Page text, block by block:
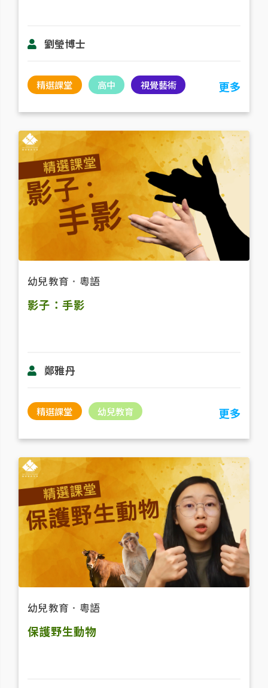
劉瑩博士
精選課堂 高中 視覺藝術 更多
幼兒教育 ． 粵語
影子：手影
鄭雅丹
精選課堂 幼兒教育 更多
幼兒教育 ． 粵語
保護野生動物